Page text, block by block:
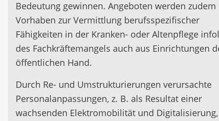
Bedeutung gewinnen. Angeboten werden zudem
Vorhaben zur Vermittlung berufsspezifischer
Fähigkeiten in der Kranken- oder Altenpflege
des Fachkräftemangels auch aus Einrichtungen
öffentlichen Hand.
Durch Re- und Umstrukturierungen verursachte
Personalanpassungen, z. B. als Resultat einer
wachsenden Elektromobilität und Digitalisierung,